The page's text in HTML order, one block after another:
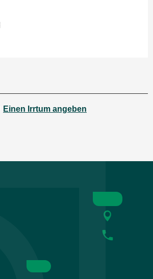
Einen Irrtum angeben